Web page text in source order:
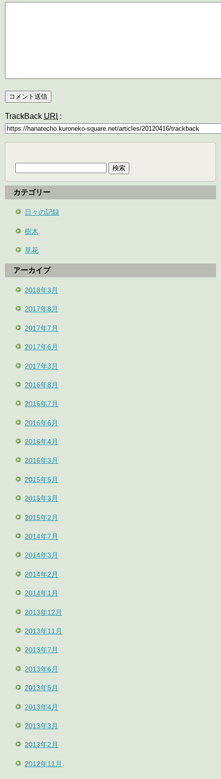
TrackBack URI :
カテゴリー
日々の記録
樹木
草花
アーカイブ
2018年3月
2017年8月
2017年7月
2017年6月
2017年3月
2016年8月
2016年7月
2016年6月
2016年4月
2016年3月
2015年5月
2015年3月
2015年2月
2014年7月
2014年3月
2014年2月
2014年1月
2013年12月
2013年11月
2013年7月
2013年6月
2013年5月
2013年4月
2013年3月
2013年2月
2012年11月